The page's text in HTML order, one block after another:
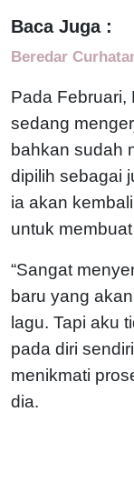
Baca Juga :
Beredar
Pada Februari,
sedang
bahkan sudah
dipilih sebagai
ia akan
untuk
“Sangat
baru yang
lagu. Tapi aku
pada diri
menikmati
dia.